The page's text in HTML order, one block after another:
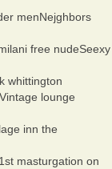
menNejghbors
free nudeSeexy
whittington
lounge
inn the
masturgation on